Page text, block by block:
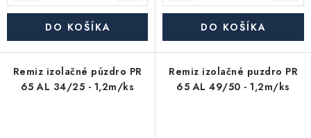
DO KOŠÍKA DO KOŠÍKA
Remiz izolačné púzdro PR
65 AL 34/25 - 1,2m/ks
Remiz izolačné puzdro PR
65 AL 49/50 - 1,2m/ks